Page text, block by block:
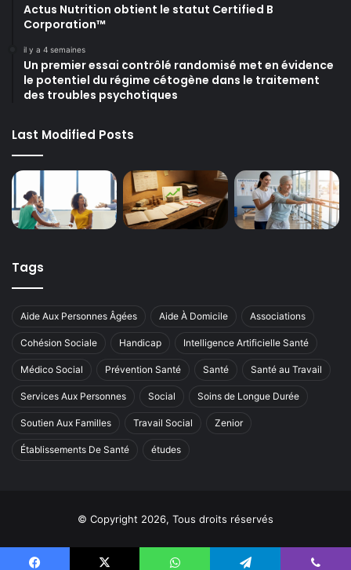
Actus Nutrition obtient le statut Certified B
Corporation™
il y a 4 semaines
Un premier essai contrôlé randomisé met en évidence
le potentiel du régime cétogène dans le traitement
des troubles psychotiques
Last Modified Posts
Tags
Aide Aux Personnes Âgées Aide À Domicile Associations
Cohésion Sociale Handicap Intelligence Artificielle Santé
Médico Social Prévention Santé Santé Santé au Travail
Services Aux Personnes Social Soins de Longue Durée
Soutien Aux Familles Travail Social Zenior
Établissements De Santé études
© Copyright 2026, Tous droits réservés